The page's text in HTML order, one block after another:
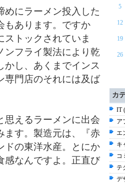
にラーメン投入した
もあります。ですか
ストックされていま
ンフライ製法により乾
し、あくまでインス
専門店のそれには及ば
えるラーメンに出会
ます。製造元は、『赤
ドの東洋水産。とにか
感なんですよ。正直び
5
12
19
26
カ
IT
ア
エ
キ
コ
テ
デ